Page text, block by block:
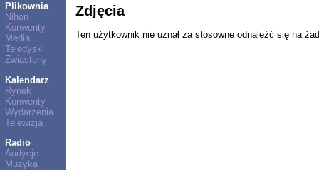
Plikownia
Nihon
Konwenty
Media
Teledyski
Zwiastuny
Kalendarz
Rynek
Konwenty
Wydarzenia
Telewizja
Radio
Audycje
Muzyka
Zdjęcia
Ten użytkownik nie uznał za stosowne odnaleźć się na